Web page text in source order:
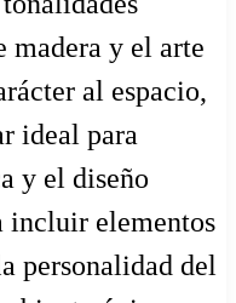
madera y el arte
al espacio,
ideal para
y el diseño
incluir elementos
personalidad del